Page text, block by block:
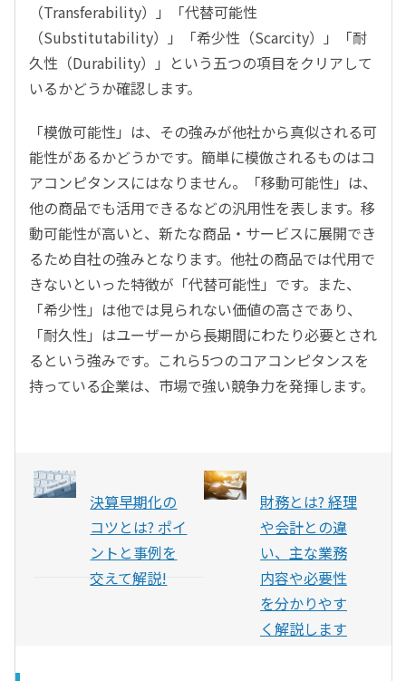
（Transferability）」「代替可能性
（Substitutability）」「希少性（Scarcity）」「耐
久性（Durability）」という五つの項目をクリアして
いるかどうか確認します。
「模倣可能性」は、その強みが他社から真似される可
能性があるかどうかです。簡単に模倣されるものはコ
アコンピタンスにはなりません。「移動可能性」は、
他の商品でも活用できるなどの汎用性を表します。移
動可能性が高いと、新たな商品・サービスに展開でき
るため自社の強みとなります。他社の商品では代用で
きないといった特徴が「代替可能性」です。また、
「希少性」は他では見られない価値の高さであり、
「耐久性」はユーザーから長期間にわたり必要とされ
るという強みです。これら5つのコアコンピタンスを
持っている企業は、市場で強い競争力を発揮します。
決算早期化の
コツとは? ポイ
ントと事例を
交えて解説!
財務とは? 経理
や会計との違
い、主な業務
内容や必要性
を分かりやす
く解説します